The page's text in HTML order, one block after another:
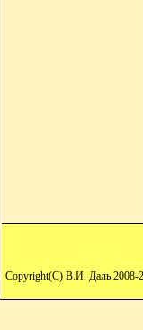
Copyright(C) В.И. Даль 2008-